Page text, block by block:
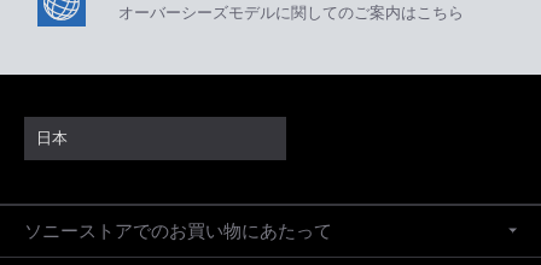
オーバーシーズモデルに関してのご案内はこちら
日本
ソニーストアでのお買い物にあたって